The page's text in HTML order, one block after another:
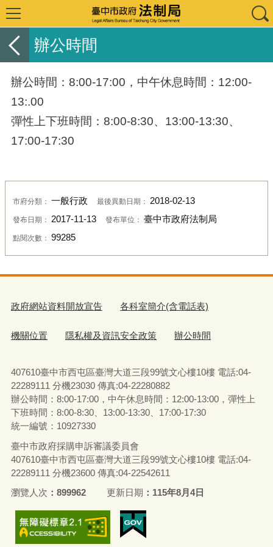
辦公時間
辦公時間：8:00-17:00，中午休息時間：12:00-
13:.00
彈性上下班時間：8:00-8:30、13:00-13:30、
17:00-17:30
市府分類： 一般行政 最後異動日期： 2018-02-13
發布日期： 2017-11-13 發布單位： 臺中市政府法制局
點閱次數： 99285
政府網站資料開放宣告 各科室簡介(含電話表)
機關位置 隱私權及資訊安全政策 辦公時間
407610臺中市西屯區臺灣大道三段99號文心樓10樓 電話:04-
22289111 分機23030 傳真:04-22280882
辦公時間：8:00-17:00，中午休息時間：12:00-13:00，彈性上
下班時間：8:00-8:30、13:00-13:30、17:00-17:30
統一編號：10927330
臺中市政府採購申訴審議委員會
407610臺中市西屯區臺灣大道三段99號文心樓10樓 電話:04-
22289111 分機23600 傳真:04-22542611
瀏覽人次
899962 更新日期 115年8月4日